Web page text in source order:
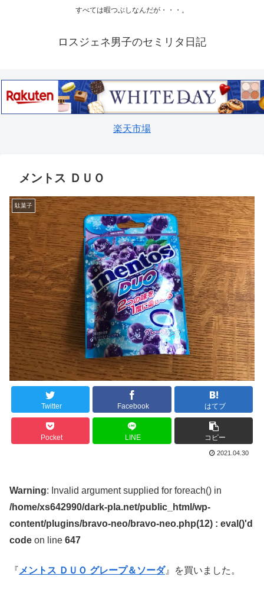
すべては暇つぶしなんだが・・・。
ロスジェネ男子のセミリタ日記
楽天市場
メントス ＤＵＯ
駄菓子
Twitter Facebook はてブ
Pocket LINE コピー
2021.04.30
Warning: Invalid argument supplied for foreach() in
/home/xs642990/dark-pla.net/public_html/wp-
content/plugins/bravo-neo/bravo-neo.php(12) : eval()'d
code on line 647
『 メントス ＤＵＯ グレープ＆ソーダ』を買いました。